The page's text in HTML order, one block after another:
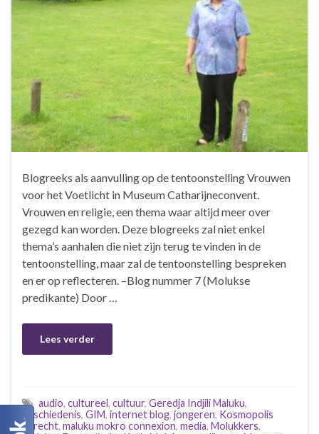
Blogreeks als aanvulling op de tentoonstelling Vrouwen
voor het Voetlicht in Museum Catharijneconvent.
Vrouwen en religie, een thema waar altijd meer over
gezegd kan worden. Deze blogreeks zal niet enkel
thema’s aanhalen die niet zijn terug te vinden in de
tentoonstelling, maar zal de tentoonstelling bespreken
en er op reflecteren. –Blog nummer 7 (Molukse
predikante) Door …
Lees verder
audio, cultureel, cultuur, Geredja Indjili Maluku,
geschiedenis, GIM, internet blog, jongeren, Kosmopolis
Utrecht, maluku mokro connexion, media, Molukkers,